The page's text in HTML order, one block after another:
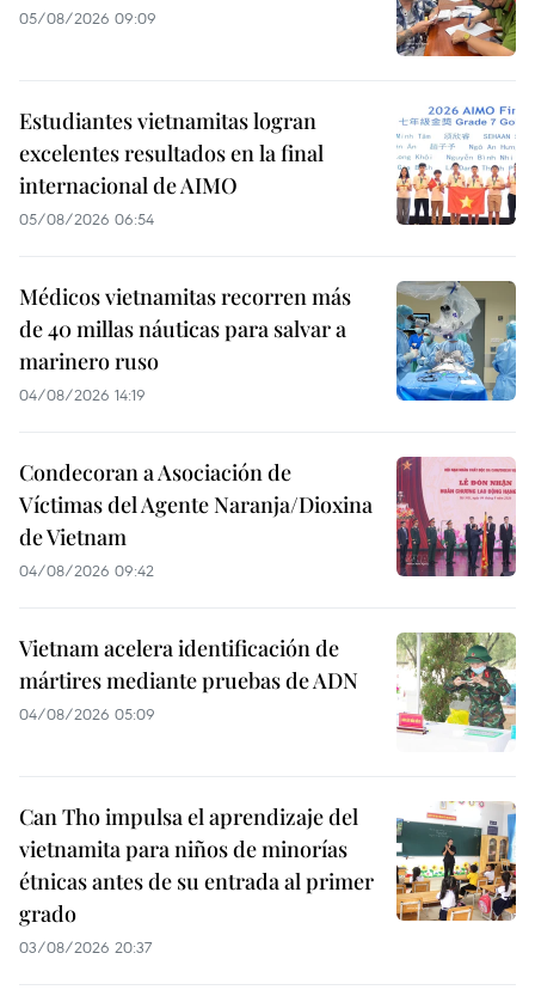
05/08/2026 09:09
Estudiantes vietnamitas logran
excelentes resultados en la final
internacional de AIMO
05/08/2026 06:54
Médicos vietnamitas recorren más
de 40 millas náuticas para salvar a
marinero ruso
04/08/2026 14:19
Condecoran a Asociación de
Víctimas del Agente Naranja/Dioxina
de Vietnam
04/08/2026 09:42
Vietnam acelera identificación de
mártires mediante pruebas de ADN
04/08/2026 05:09
Can Tho impulsa el aprendizaje del
vietnamita para niños de minorías
étnicas antes de su entrada al primer
grado
03/08/2026 20:37